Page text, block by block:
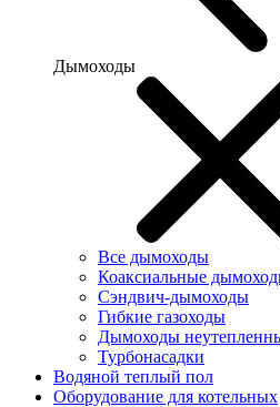
Дымоходы
Все дымоходы
Коаксиальные
Сэндвич-дымоходы
Гибкие газоходы
Дымоходы
Турбонасадки
Водяной теплый пол
Оборудование для котельных